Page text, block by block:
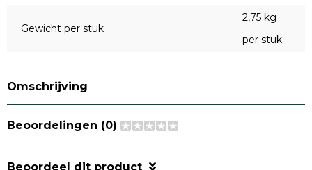
Gewicht per stuk
2,75 kg
per stuk
Omschrijving
Beoordelingen (0)
Beoordeel dit product